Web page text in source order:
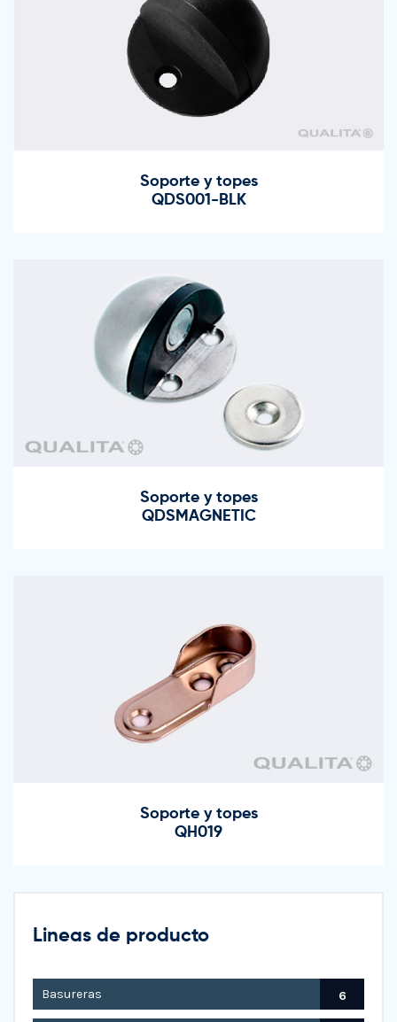
Soporte y topes
QDS001-BLK
Soporte y topes
QDSMAGNETIC
Soporte y topes
QH019
Lineas de producto
Basureras 6